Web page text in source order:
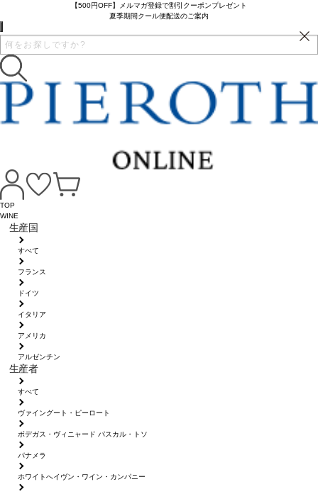
【500円OFF】メルマガ登録で割引クーポンプレゼント
夏季期間クール便配送のご案内
TOP
WINE
生産国
すべて
フランス
ドイツ
イタリア
アメリカ
アルゼンチン
生産者
すべて
ヴァイングート・ピーロート
ボデガス・ヴィニャード パスカル・トソ
パナメラ
ホワイトへイヴン・ワイン・カンパニー